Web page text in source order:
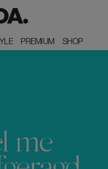
PREMIUM
PREMIUM SHOP
SHOP